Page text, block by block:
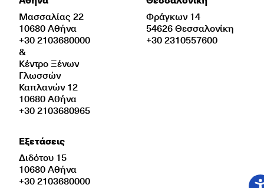
Μασσαλίας 22
10680 Αθήνα
+30 2103680000
&
Κέντρο Ξένων
Γλωσσών
Καπλανών 12
10680 Αθήνα
+30 2103680965
Εξετάσεις
Διδότου 15
10680 Αθήνα
+30 2103680000
Φράγκων 14
54626 Θεσσαλονίκη
+30 2310557600